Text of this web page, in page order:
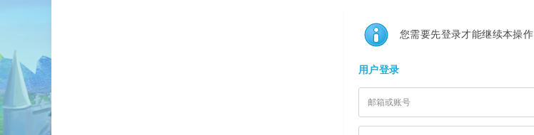
您需要先登录才能继续本操作
用户登录